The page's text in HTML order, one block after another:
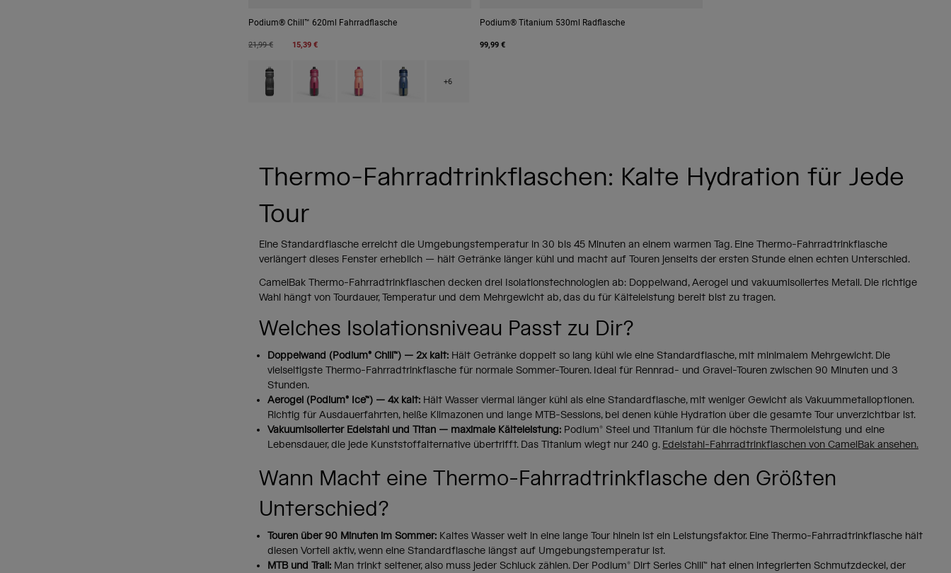
Podium® Chill™ 620ml Fahrradflasche
Price reduced from
21,99 €to 15,39 €
Product swatch type of Black.
Product swatch type of Mercury Berry.
Product swatch type of Mercury Blush.
Product swatch type of Mercury Deep Sea.
+6
Podium® Titanium 530ml Radflasche
99,99 €
Thermo-Fahrradtrinkflaschen: Kalte Hydration für Jede
Tour
Eine Standardflasche erreicht die Umgebungstemperatur in 30 bis 45 Minuten an einem warmen Tag. Eine Thermo-Fahrradtrinkflasche
verlängert dieses Fenster erheblich — hält Getränke länger kühl und macht auf Touren jenseits der ersten Stunde einen echten Unterschied.
CamelBak Thermo-Fahrradtrinkflaschen decken drei Isolationstechnologien ab: Doppelwand, Aerogel und vakuumisoliertes Metall. Die richtige
Wahl hängt von Tourdauer, Temperatur und dem Mehrgewicht ab, das du für Kälteleistung bereit bist zu tragen.
Welches Isolationsniveau Passt zu Dir?
Doppelwand (Podium® Chill™) — 2x kalt: Hält Getränke doppelt so lang kühl wie eine Standardflasche, mit minimalem Mehrgewicht. Die
vielseitigste Thermo-Fahrradtrinkflasche für normale Sommer-Touren. Ideal für Rennrad- und Gravel-Touren zwischen 90 Minuten und 3
Stunden.
Aerogel (Podium® Ice™) — 4x kalt: Hält Wasser viermal länger kühl als eine Standardflasche, mit weniger Gewicht als Vakuummetalloptionen.
Richtig für Ausdauerfahrten, heiße Klimazonen und lange MTB-Sessions, bei denen kühle Hydration über die gesamte Tour unverzichtbar ist.
Vakuumisolierter Edelstahl und Titan — maximale Kälteleistung: Podium® Steel und Titanium für die höchste Thermoleistung und eine
Lebensdauer, die jede Kunststoffalternative übertrifft. Das Titanium wiegt nur 240 g. Edelstahl-Fahrradtrinkflaschen von CamelBak ansehen.
Wann Macht eine Thermo-Fahrradtrinkflasche den Größten
Unterschied?
Touren über 90 Minuten im Sommer: Kaltes Wasser weit in eine lange Tour hinein ist ein Leistungsfaktor. Eine Thermo-Fahrradtrinkflasche hält
diesen Vorteil aktiv, wenn eine Standardflasche längst auf Umgebungstemperatur ist.
MTB und Trail: Man trinkt seltener, also muss jeder Schluck zählen. Der Podium® Dirt Series Chill™ hat einen integrierten Schmutzdeckel, der